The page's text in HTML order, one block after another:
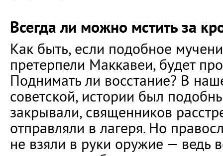
Всегда ли можно мстить за
Как быть, если подобное
претерпели Маккавеи, будет
Поднимать ли восстание? В
советской, истории был
закрывали, священников
отправляли в лагеря. Но
не взяли в руки оружие — ведь